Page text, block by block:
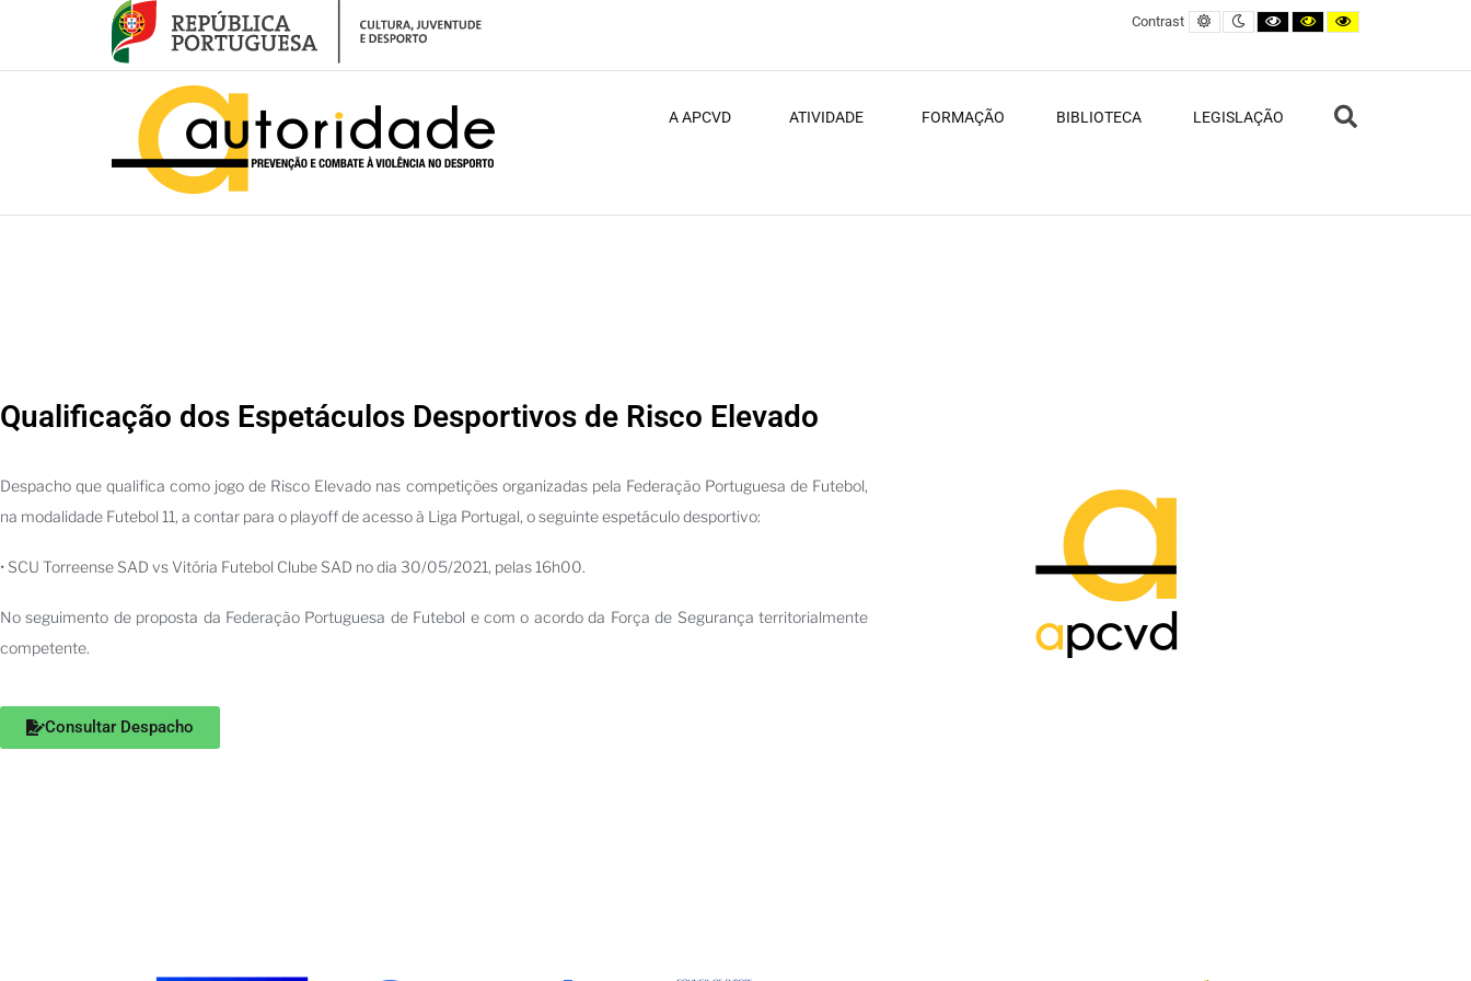
Contrast Default contrast
Night contrast
Black and White contrast
Black and Yellow
Yellow and Black
A APCVD ATIVIDADE FORMAÇÃO BIBLIOTECA LEGISLAÇÃO
Qualificação dos Espetáculos Desportivos de Risco Elevado
Despacho que qualifica como jogo de Risco Elevado nas competições organizadas pela Federação Portuguesa de Futebol,
na modalidade Futebol 11, a contar para o playoff de acesso à Liga Portugal, o seguinte espetáculo desportivo:
• SCU Torreense SAD vs Vitória Futebol Clube SAD no dia 30/05/2021, pelas 16h00.
No seguimento de proposta da Federação Portuguesa de Futebol e com o acordo da Força de Segurança territorialmente
competente.
Consultar Despacho